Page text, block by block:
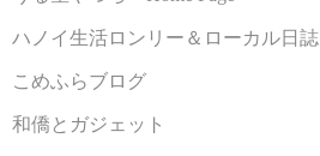
ハノイ生活ロンリー＆ローカル日誌
こめふらブログ
和僑とガジェット